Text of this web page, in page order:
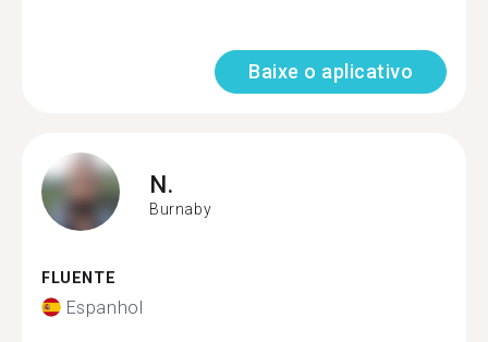
Baixe o aplicativo
N.
Burnaby
FLUENTE
Espanhol